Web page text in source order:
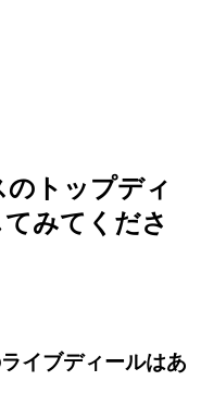
トップディ
みてくださ
イブディールはあ